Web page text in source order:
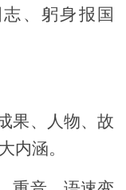
、躬身报国
果、人物、故
内涵。